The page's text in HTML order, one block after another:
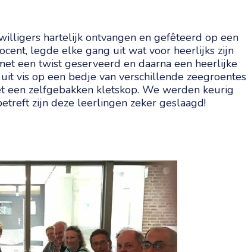
hartelijk ontvangen en gefêteerd op een
legde elke gang uit wat voor heerlijks zijn
een twist geserveerd en daarna een heerlijke
vis op een bedje van verschillende zeegroentes
zelfgebakken kletskop. We werden keurig
zijn deze leerlingen zeker geslaagd!